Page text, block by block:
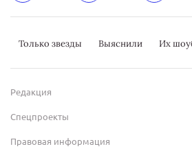
Только звезды Выяснили Их
Редакция
Спецпроекты
Правовая информация